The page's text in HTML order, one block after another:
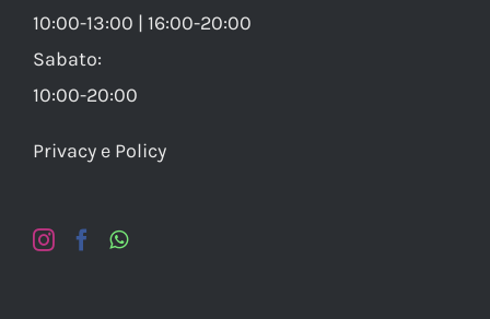
10:00-13:00 | 16:00-20:00
Sabato:
10:00-20:00
Privacy e Policy